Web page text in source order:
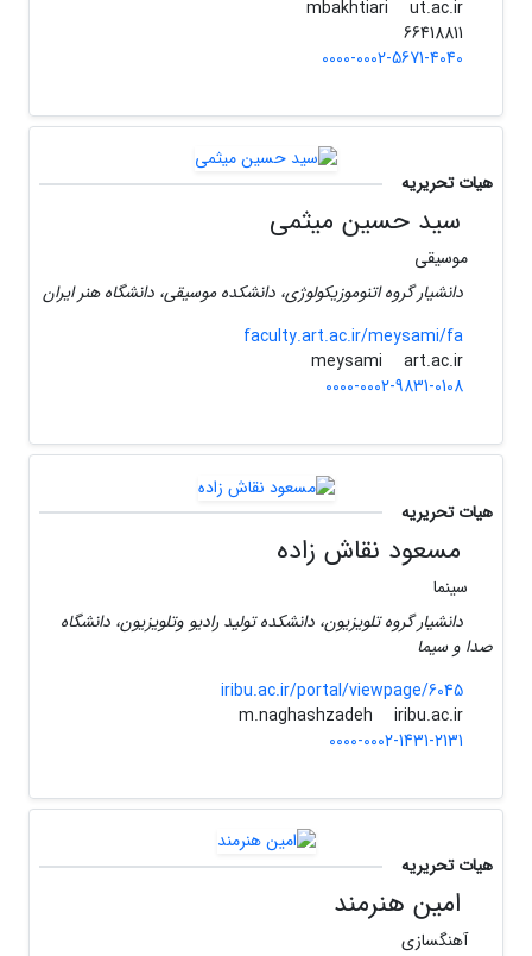
mbakhtiari
ut.ac.ir
0000-0002-5671-4040
هیات تحریریه
سید حسین میثمی
موسیقی
دانشیار گروه اتنوموزیکولوژی، دانشکده موسیقی، دانشگاه هنر ایران
faculty.art.ac.ir/meysami/fa
meysami
art.ac.ir
0000-0002-9831-0108
هیات تحریریه
مسعود نقاش زاده
سینما
دانشیار گروه تلویزیون، دانشکده تولید رادیو وتلویزیون، دانشگاه
صدا و سیما
iribu.ac.ir/portal/viewpage/6045
m.naghashzadeh
iribu.ac.ir
0000-0002-1431-2131
هیات تحریریه
امین هنرمند
آهنگسازی